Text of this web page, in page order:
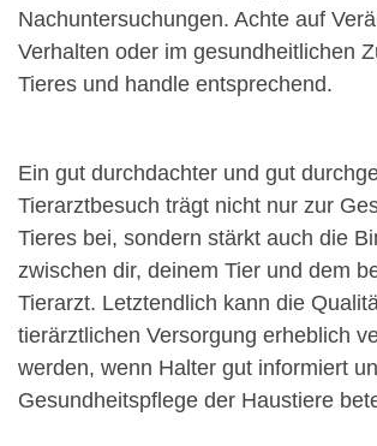
Nachuntersuchungen. Achte auf
Verhalten oder im gesundheitlichen
Tieres und handle entsprechend.
Ein gut durchdachter und gut
Tierarztbesuch trägt nicht nur zur
Tieres bei, sondern stärkt auch die
zwischen dir, deinem Tier und dem
Tierarzt. Letztendlich kann die
tierärztlichen Versorgung erheblich
werden, wenn Halter gut informiert
Gesundheitspflege der Haustiere